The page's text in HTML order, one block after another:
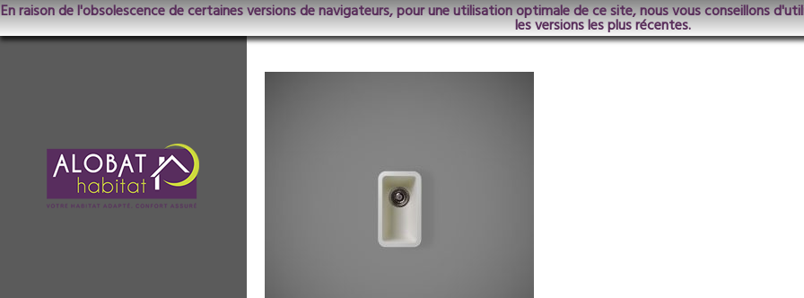
En raison de l'obsolescence de certaines versions de navigateurs, pour une utilisation optimale de ce site, nous vous conseillons
les versions les plus récentes.